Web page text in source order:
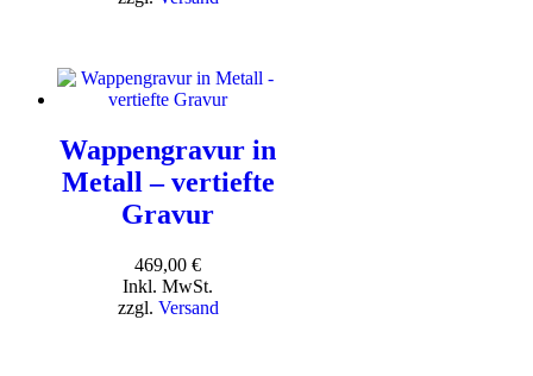
Wappengravur in
Metall – vertiefte
Gravur
469,00 €
Inkl. MwSt.
zzgl. Versand